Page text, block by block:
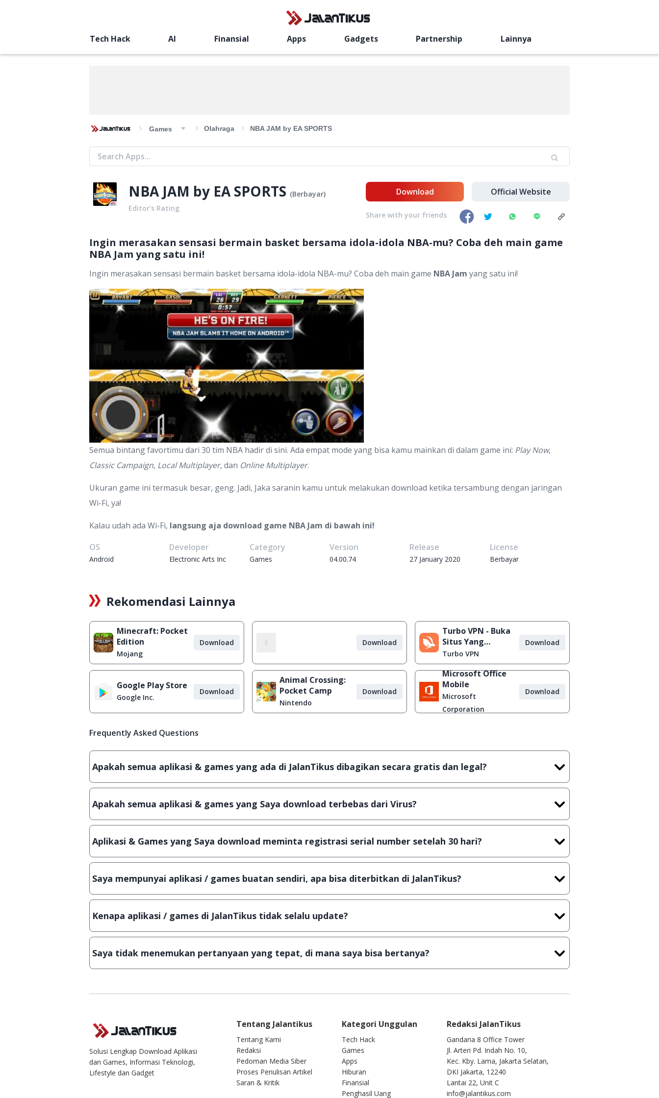
Tech Hack AI Finansial Apps Gadgets Partnership Lainnya
Games Olahraga NBA JAM by EA SPORTS
NBA JAM by EA SPORTS (Berbayar)
Editor’s Rating
Ingin merasakan sensasi bermain basket bersama idola-idola NBA-mu? Coba deh main game
NBA Jam yang satu ini!
Ingin merasakan sensasi bermain basket bersama idola-idola NBA-mu? Coba deh main game NBA Jam yang satu ini!
Semua bintang favortimu dari 30 tim NBA hadir di sini. Ada empat mode yang bisa kamu mainkan di dalam game ini: Play Now,
Classic Campaign, Local Multiplayer, dan Online Multiplayer.
Ukuran game ini termasuk besar, geng. Jadi, Jaka saranin kamu untuk melakukan download ketika tersambung dengan jaringan
Wi-Fi, ya!
Kalau udah ada Wi-Fi, langsung aja download game NBA Jam di bawah ini!
OS
Android
Developer
Electronic Arts Inc
Category
Games
Version
04.00.74
Release
27 January 2020
License
Berbayar
Download Official Website
Share with your friends
Rekomendasi Lainnya
Minecraft: Pocket
Edition
Mojang
Download Download
Turbo VPN - Buka
Situs Yang
Diblokir
Turbo VPN
Download
Google Play Store
Google Inc.
Download
Animal Crossing:
Pocket Camp
Nintendo
Download
Microsoft Office
Mobile
Microsoft
Corporation
Download
Frequently Asked Questions
Apakah semua aplikasi & games yang ada di JalanTikus dibagikan secara gratis dan legal?
Ya, JalanTikus hanya membagikan aplikasi & games yang gratis (Freeware) dan legal, dalam artian tidak (bajakan) hasil crack,
Apakah semua aplikasi & games yang Saya download terbebas dari Virus?
Ya, JalanTikus selalu melakukan scanning dengan 3 jenis Antivirus (Kaspersky, AVG & Avast) sebelum menerbitkan suatu
Aplikasi & Games yang Saya download meminta registrasi serial number setelah 30 hari?
Meskipun dibagikan secara gratis, namun ada beberapa aplikasi & games yang dibagikan secara Shareware, dalam arti hanya
Saya mempunyai aplikasi / games buatan sendiri, apa bisa diterbitkan di JalanTikus?
Tentu saja bisa. Silahkan kirim email keinfo@jalantikus.comdengan menyertakan Nama Aplikasi/Games, Deskripsi serta
Kenapa aplikasi / games di JalanTikus tidak selalu update?
Demi menjaga kualitas aplikasi dan games yang ada di JalanTikus, hingga saat ini kita masih melakukan upload-download
Saya tidak menemukan pertanyaan yang tepat, di mana saya bisa bertanya?
Kami dengan senang hati menjawab setiap pertanyaan yang masuk. Kirim pertanyaan kamu keinfo@jalantikus.com
Solusi Lengkap Download Aplikasi
dan Games, Informasi Teknologi,
Lifestyle dan Gadget
Redaksi JalanTikus
Gandaria 8 Office Tower
Jl. Arteri Pd. Indah No. 10,
Kec. Kby. Lama, Jakarta Selatan,
DKI Jakarta, 12240
Lantai 22, Unit C
info@jalantikus.com
Tentang Jalantikus
Tentang Kami
Redaksi
Pedoman Media Siber
Proses Penulisan Artikel
Saran & Kritik
Kategori Unggulan
Tech Hack
Games
Apps
Hiburan
Finansial
Penghasil Uang